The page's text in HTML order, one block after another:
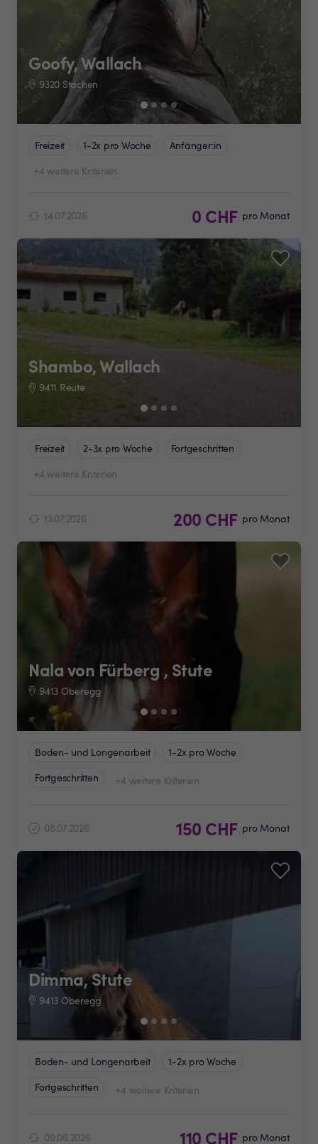
Goofy, Wallach
9320 Stachen
Freizeit 1-2x pro Woche
Anfänger:in
+4 weitere Kriterien
14.07.2026 0 CHF pro Monat
Shambo, Wallach
9411 Reute
Freizeit 2-3x pro Woche
Fortgeschritten
+4 weitere Kriterien
13.07.2026 200 CHF pro Monat
Nala von Fürberg , Stute
9413 Oberegg
Boden- und Longenarbeit
1-2x pro Woche
Fortgeschritten
+4 weitere Kriterien
08.07.2026 150 CHF pro Monat
Dimma, Stute
9413 Oberegg
Boden- und Longenarbeit
1-2x pro Woche
Fortgeschritten
+4 weitere Kriterien
09.06.2026 110 CHF pro Monat